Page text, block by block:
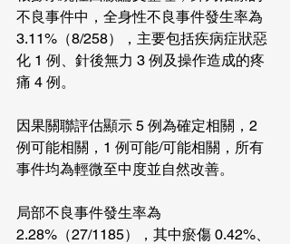
不良事件中，全身性不良事件發生率為
3.11%（8/258），主要包括疾病症狀惡
化 1 例、針後無力 3 例及操作造成的疼
痛 4 例。
因果關聯評估顯示 5 例為確定相關，2
例可能相關，1 例可能/可能相關，所有
事件均為輕微至中度並自然改善。
局部不良事件發生率為
2.28%（27/1185），其中瘀傷 0.42%、